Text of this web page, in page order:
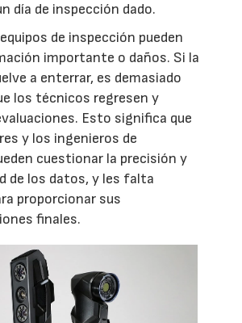
día de inspección dado.
de inspección pueden
importante o daños. Si la
a enterrar, es demasiado
los técnicos regresen y
Esto significa que
y los ingenieros de
cuestionar la precisión y
de los datos, y les falta
proporcionar sus
finales.